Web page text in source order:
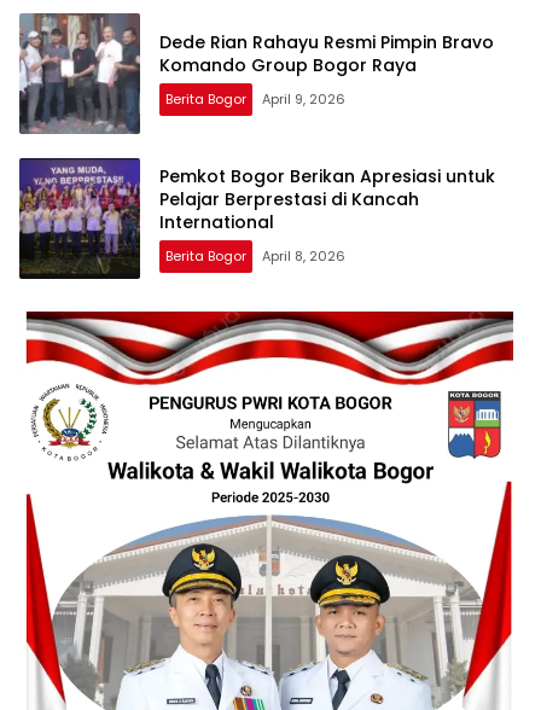
Dede Rian Rahayu Resmi Pimpin Bravo
Komando Group Bogor Raya
Berita Bogor April 9, 2026
Pemkot Bogor Berikan Apresiasi untuk
Pelajar Berprestasi di Kancah
International
Berita Bogor April 8, 2026